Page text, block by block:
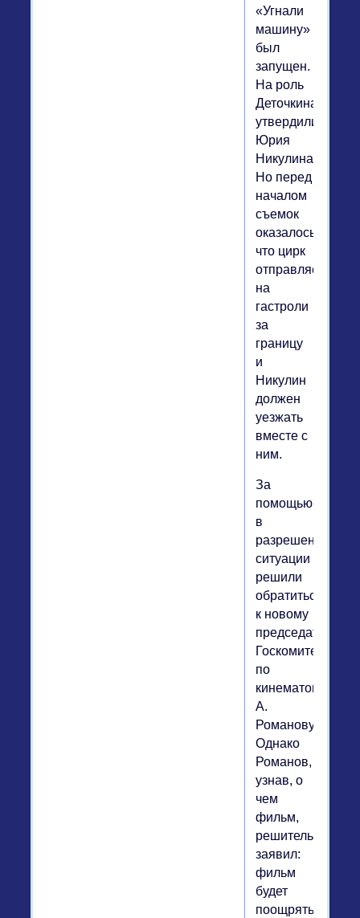
«Угнали
машину»
был
запущен.
На роль
Деточкина
утвердили
Юрия
Никулина.
Но перед
началом
съемок
оказалось,
что цирк
отправляется
на
гастроли
за
границу
и
Никулин
должен
уезжать
вместе с
ним.
За
помощью
в
разрешении
ситуации
решили
обратиться
к новому
председателю
Госкомитета
по
кинематографии
А.
Романову.
Однако
Романов,
узнав, о
чем
фильм,
решительно
заявил:
фильм
будет
поощрять